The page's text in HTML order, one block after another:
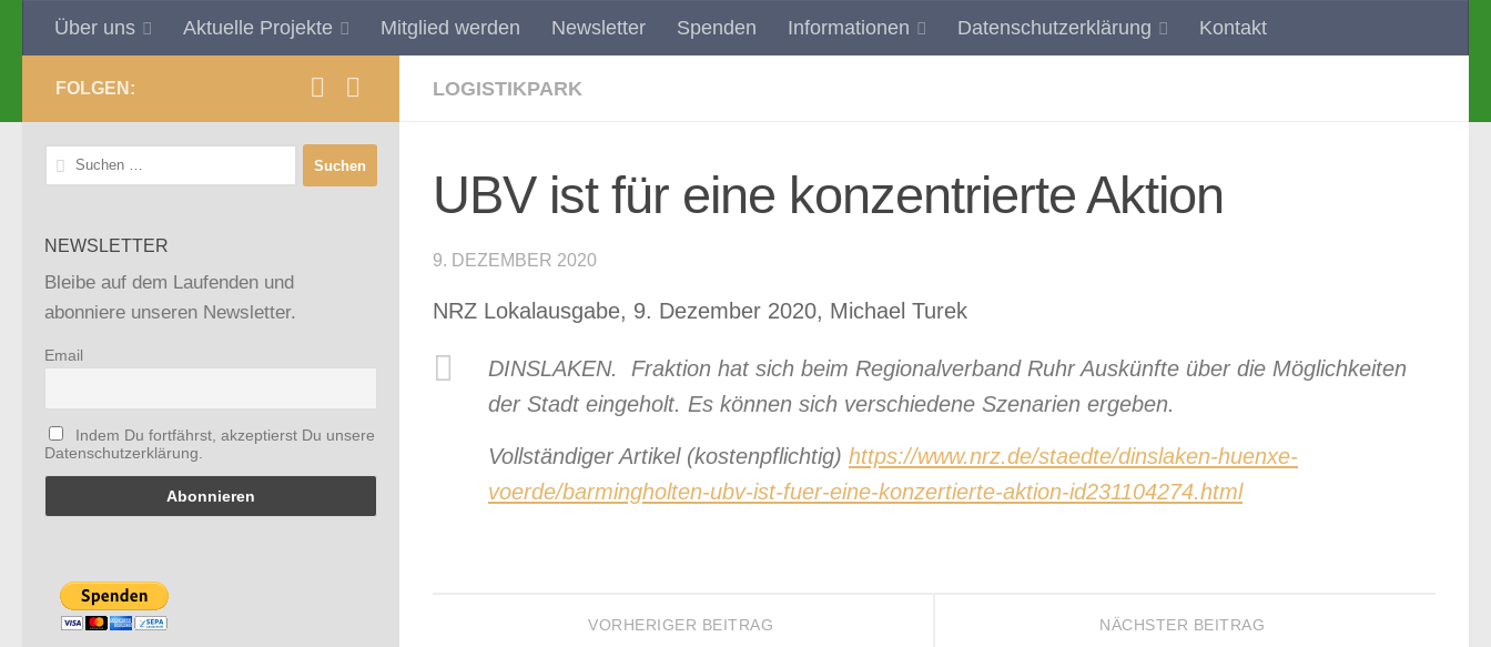
Zum Inhalt springen
Über uns Aktuelle Projekte Mitglied werden Newsletter Spenden Informationen Datenschutzerklärung Kontakt
LOGISTIKPARK
UBV ist für eine konzentrierte Aktion
9. DEZEMBER 2020
NRZ Lokalausgabe, 9. Dezember 2020, Michael Turek
DINSLAKEN. Fraktion hat sich beim Regionalverband Ruhr Auskünfte über die Möglichkeiten
der Stadt eingeholt. Es können sich verschiedene Szenarien ergeben.
Vollständiger Artikel (kostenpflichtig) https://www.nrz.de/staedte/dinslaken-huenxe-
voerde/barmingholten-ubv-ist-fuer-eine-konzertierte-aktion-id231104274.html
NÄCHSTER BEITRAG
VORHERIGER BEITRAG
FOLGEN:
Suchen
nach:
NEWSLETTER
Bleibe auf dem Laufenden und
abonniere unseren Newsletter.
Email
Indem Du fortfährst, akzeptierst Du unsere
Datenschutzerklärung.